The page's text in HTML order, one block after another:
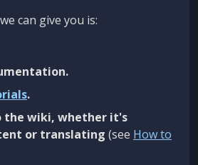
we can give you is:
.
the wiki, whether it's
or translating (see How to